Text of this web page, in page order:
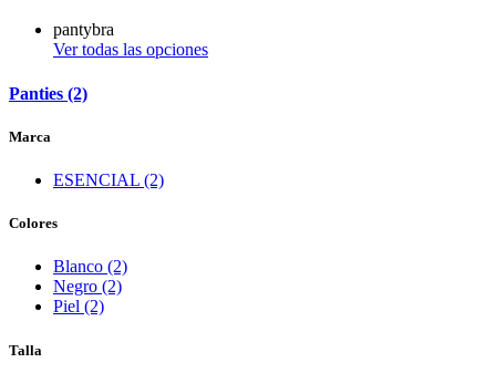
pantybra
Ver todas las opciones
Panties (2)
Marca
ESENCIAL (2)
Colores
Blanco (2)
Negro (2)
Piel (2)
Talla